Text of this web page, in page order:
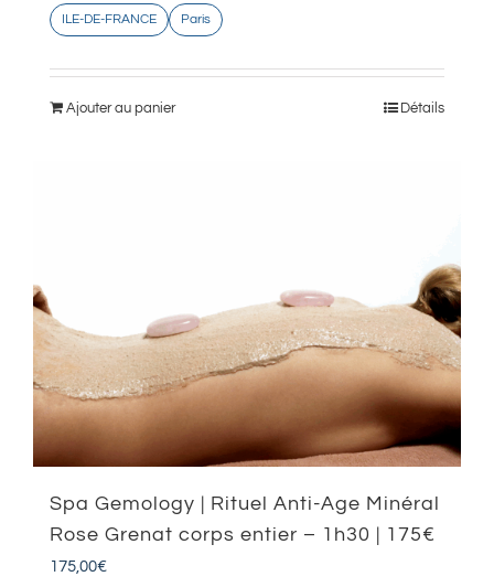
ILE-DE-FRANCE Paris
Ajouter au panier Détails
Spa Gemology | Rituel Anti-Age Minéral
Rose Grenat corps entier – 1h30 | 175€
175,00€